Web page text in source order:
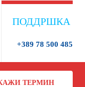
ПОДДРШКА
+389 78 500 485
ТЕРМИН